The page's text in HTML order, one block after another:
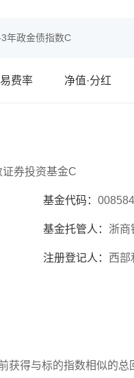
年政金债指数C
费率 净值·分红
券投资基金C
基金代码： 008584
基金托管人： 浙商
注册登记人： 西部
获得与标的指数相似的